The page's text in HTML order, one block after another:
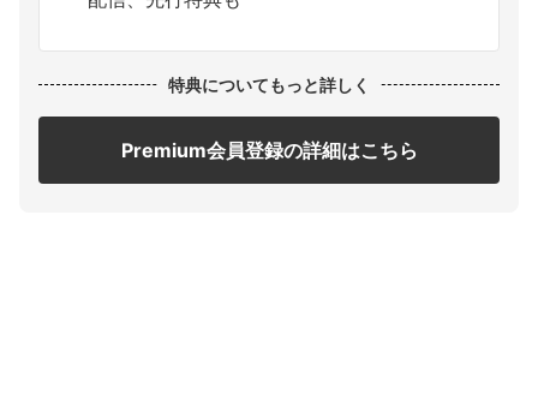
特典についてもっと詳しく
Premium会員登録の詳細はこちら